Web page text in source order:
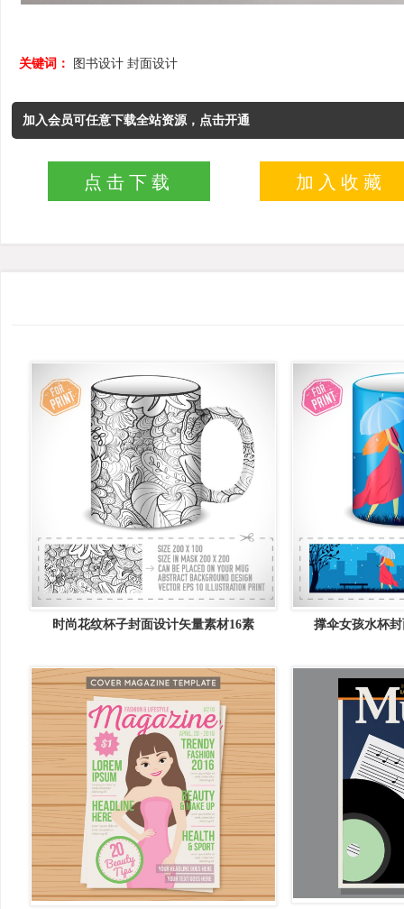
关键词： 图书设计 封面设计
加入会员可任意下载全站资源，点击开通
点击下载 加入收藏
时尚花纹杯子封面设计矢量素材16素 撑伞女孩水杯